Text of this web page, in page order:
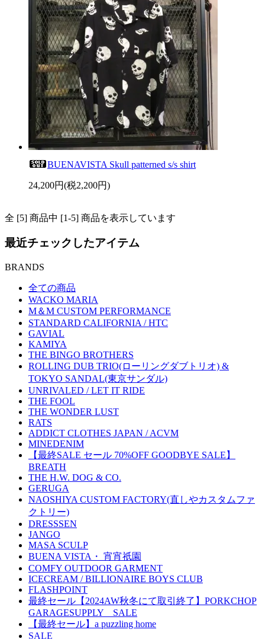
BUENAVISTA Skull patterned s/s shirt
24,200円(税2,200円)
全 [5] 商品中 [1-5] 商品を表示しています
最近チェックしたアイテム
BRANDS
全ての商品
WACKO MARIA
M＆M CUSTOM PERFORMANCE
STANDARD CALIFORNIA / HTC
GAVIAL
KAMIYA
THE BINGO BROTHERS
ROLLING DUB TRIO(ローリングダブトリオ) &
TOKYO SANDAL(東京サンダル)
UNRIVALED / LET IT RIDE
THE FOOL
THE WONDER LUST
RATS
ADDICT CLOTHES JAPAN / ACVM
MINEDENIM
【最終SALE セール 70%OFF GOODBYE SALE】
BREATH
THE H.W. DOG & CO.
GERUGA
NAOSHIYA CUSTOM FACTORY(直しやカスタムファ
クトリー)
DRESSSEN
JANGO
MASA SCULP
BUENA VISTA・ 宵宵祇園
COMFY OUTDOOR GARMENT
ICECREAM / BILLIONAIRE BOYS CLUB
FLASHPOINT
最終セール【2024AW秋冬にて取引終了】PORKCHOP
GARAGESUPPLY SALE
【最終セール】a puzzling home
SALE